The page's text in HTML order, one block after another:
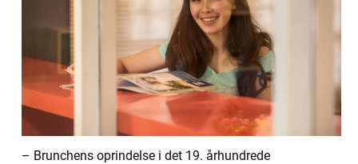
– Brunchens oprindelse i det 19. århundrede